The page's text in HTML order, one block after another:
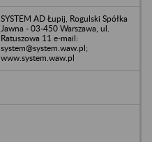
SYSTEM AD Łupij, Rogulski Spółka
Jawna - 03-450 Warszawa, ul.
Ratuszowa 11 e-mail:
system@system.waw.pl;
www.system.waw.pl